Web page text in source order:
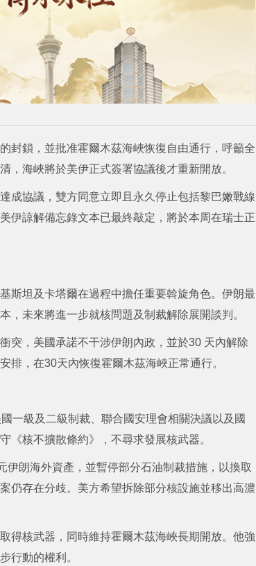
封鎖，並批准霍爾木茲海峽恢復自由通行，呼籲全
，海峽將於美伊正式簽署協議後才重新開放。
成協議，雙方同意立即且永久停止包括黎巴嫩戰線
伊諒解備忘錄文本已最終敲定，將於本周在瑞士正
斯坦及卡塔爾在過程中擔任重要斡旋角色。伊朗最
，未來將進一步就核問題及制裁解除展開談判。
突，美國承諾不干涉伊朗內政，並於30 天內解除
排，在30天內恢復霍爾木茲海峽正常通行。
一級及二級制裁、聯合國安理會相關決議以及國
《核不擴散條約》，不尋求發展核武器。
朗海外資產，並暫停部分石油制裁措施，以換取
仍存在分歧。美方希望拆除部分核設施並移出高濃
得核武器，同時維持霍爾木茲海峽長期開放。他強
行動的權利。